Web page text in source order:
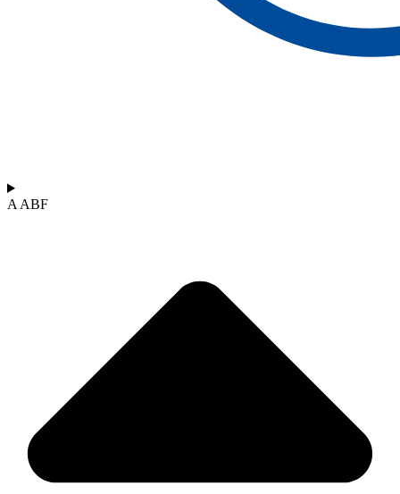
A ABF